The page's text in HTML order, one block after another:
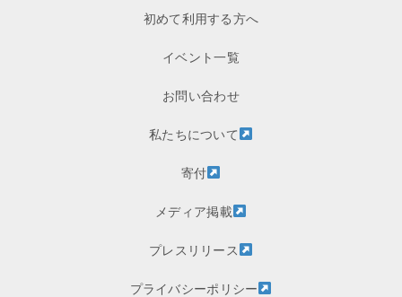
初めて利用する方へ
イベント一覧
お問い合わせ
私たちについて
寄付
メディア掲載
プレスリリース
プライバシーポリシー